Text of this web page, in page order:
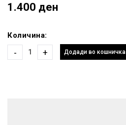
1.400 ден
Количина:
- + Додади во кошничка